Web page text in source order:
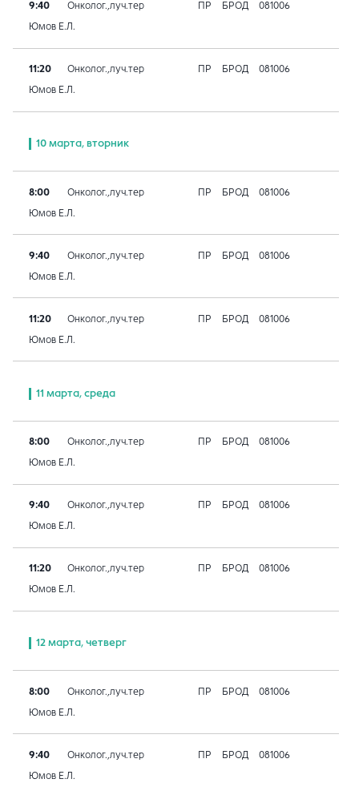
9:40 Онколог.,луч.тер ПР БРОД 081006
Юмов Е.Л.
11:20 Онколог.,луч.тер ПР БРОД 081006
Юмов Е.Л.
10 марта, вторник
8:00 Онколог.,луч.тер ПР БРОД 081006
Юмов Е.Л.
9:40 Онколог.,луч.тер ПР БРОД 081006
Юмов Е.Л.
11:20 Онколог.,луч.тер ПР БРОД 081006
Юмов Е.Л.
11 марта, среда
8:00 Онколог.,луч.тер ПР БРОД 081006
Юмов Е.Л.
9:40 Онколог.,луч.тер ПР БРОД 081006
Юмов Е.Л.
11:20 Онколог.,луч.тер ПР БРОД 081006
Юмов Е.Л.
12 марта, четверг
8:00 Онколог.,луч.тер ПР БРОД 081006
Юмов Е.Л.
9:40 Онколог.,луч.тер ПР БРОД 081006
Юмов Е.Л.